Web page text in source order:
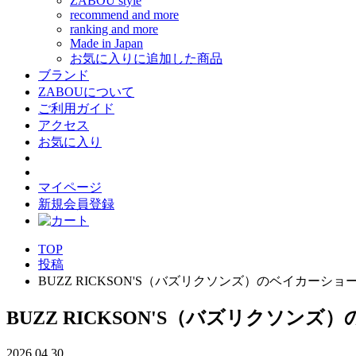
recommend and more
ranking and more
Made in Japan
お気に入りに追加した商品
ブランド
ZABOUについて
ご利用ガイド
アクセス
お気に入り
マイページ
新規会員登録
TOP
投稿
BUZZ RICKSON'S（バズリクソンズ）のベイカーショ
BUZZ RICKSON'S（バズリクソンズ）